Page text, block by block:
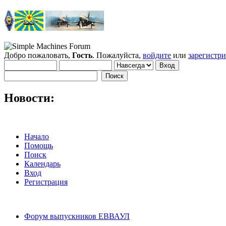
Добро пожаловать, Гость. Пожалуйста, войдите или
Новости:
Начало
Помощь
Поиск
Календарь
Вход
Регистрация
Форум выпускников ЕВВАУЛ